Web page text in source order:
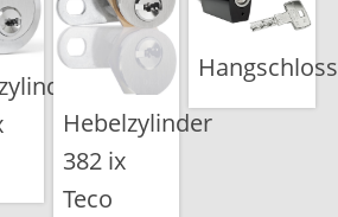
Hebelzylinder
382 ix
Teco
Hangschloss